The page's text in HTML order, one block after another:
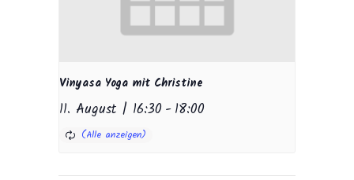
Vinyasa Yoga mit Christine
11. August | 16:30 -18:00